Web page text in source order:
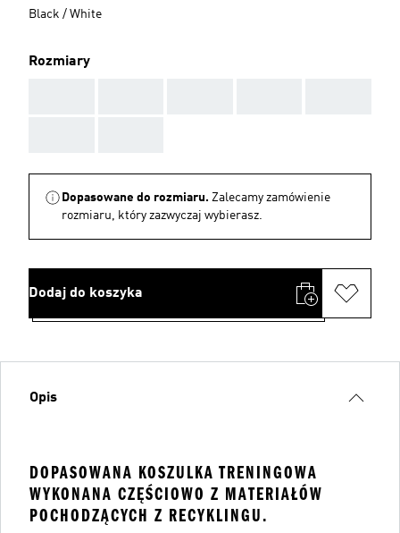
Black / White
Rozmiary
Dopasowane do rozmiaru. Zalecamy zamówienie
rozmiaru, który zazwyczaj wybierasz.
Dodaj do koszyka
Opis
DOPASOWANA KOSZULKA TRENINGOWA
WYKONANA CZĘŚCIOWO Z MATERIAŁÓW
POCHODZĄCYCH Z RECYKLINGU.